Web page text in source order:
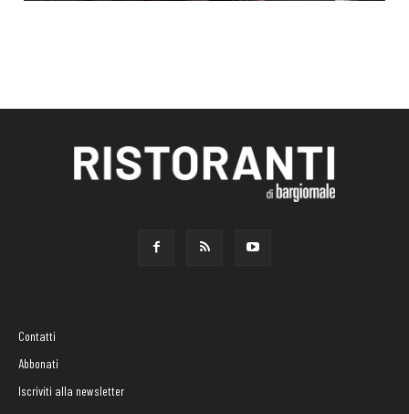
Contatti
Abbonati
Iscriviti alla newsletter